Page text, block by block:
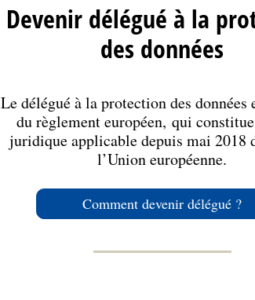
Devenir délégué à la
des données
Le délégué à la protection des données
du règlement européen, qui
juridique applicable depuis mai 2018
l’Union européenne.
Comment devenir délégué ?